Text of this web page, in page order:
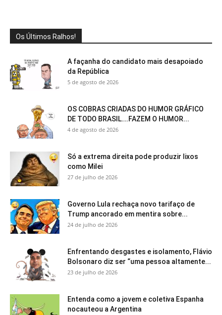
Os Últimos Ralhos!
A façanha do candidato mais desapoiado
da República
5 de agosto de 2026
OS COBRAS CRIADAS DO HUMOR GRÁFICO
DE TODO BRASIL….FAZEM O HUMOR...
4 de agosto de 2026
Só a extrema direita pode produzir lixos
como Milei
27 de julho de 2026
Governo Lula rechaça novo tarifaço de
Trump ancorado em mentira sobre...
24 de julho de 2026
Enfrentando desgastes e isolamento, Flávio
Bolsonaro diz ser “uma pessoa altamente...
23 de julho de 2026
Entenda como a jovem e coletiva Espanha
nocauteou a Argentina